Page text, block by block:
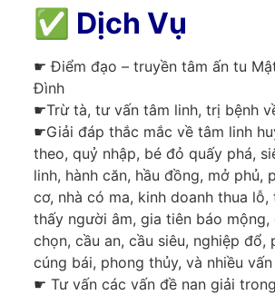
✅ Dịch Vụ
☛ Điểm đạo – truyền tâm ấn tu
Đình
☛Trừ tà, tư vấn tâm linh, trị bệnh
☛Giải đáp thắc mắc về tâm linh
theo, quỷ nhập, bé đỏ quấy phá,
linh, hành căn, hầu đồng, mở phủ,
cơ, nhà có ma, kinh doanh thua
thấy người âm, gia tiên báo mộng,
chọn, cầu an, cầu siêu, nghiệp đổ,
cúng bái, phong thủy, và nhiều
☛ Tư vấn các vấn đề nan giải